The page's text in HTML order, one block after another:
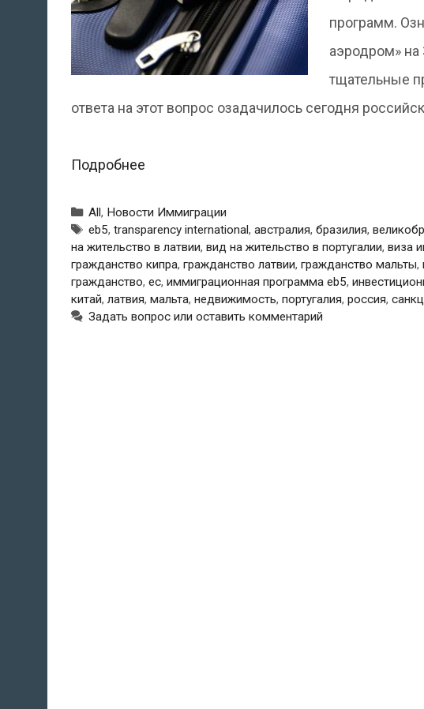
программ.
аэродром»
тщательные
ответа на этот вопрос озадачилось сегодня
Подробнее
обмен
на
инвестиции:
россиянам
Рубрики
All, Новости Иммиграции
Метки
eb5,transparency international,австралия,бразилия,
на жительство в латвии, вид на жительство в португалии, виза
гражданство кипра, гражданство латвии, гражданство мальты,
гражданство, ес, иммиграционная программа eb5,
китай, латвия, мальта, недвижимость, португалия, россия,
Задать вопрос или оставить комментарий